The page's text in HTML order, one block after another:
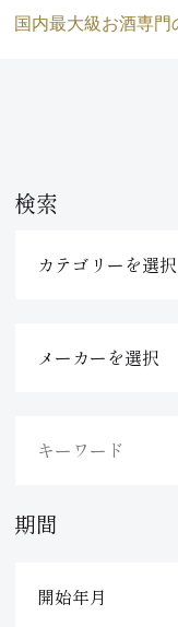
国内最大級お酒専
検索
期間